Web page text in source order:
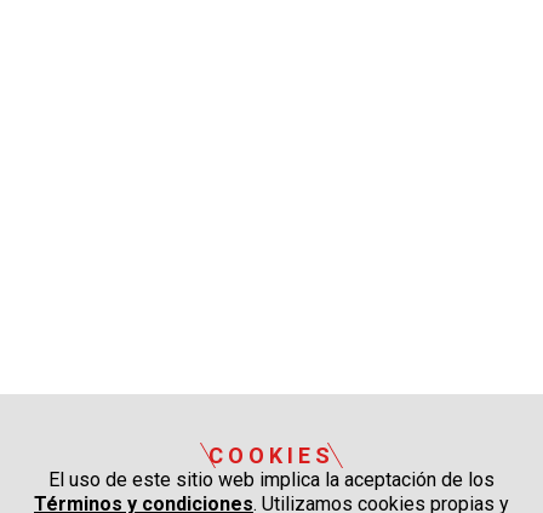
COOKIES
El uso de este sitio web implica la aceptación de los
Términos y condiciones. Utilizamos cookies propias y